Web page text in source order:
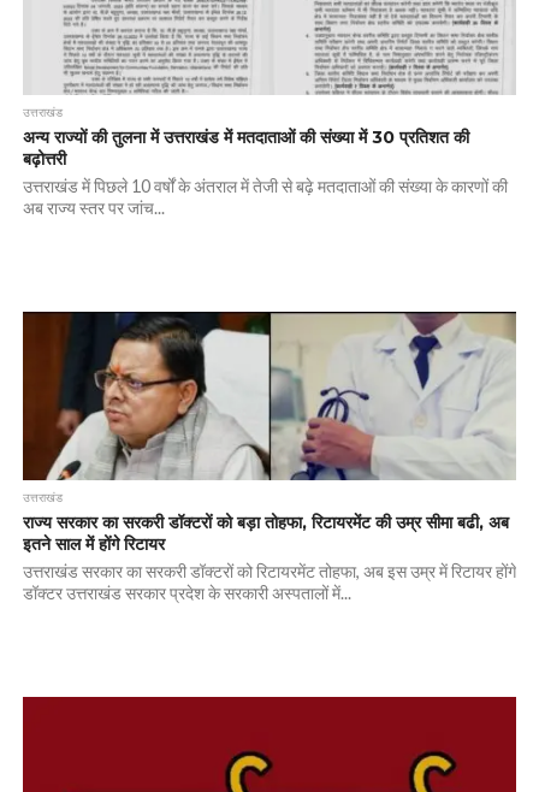
उत्तराखंड
अन्य राज्यों की तुलना में उत्तराखंड में मतदाताओं की संख्या में 30 प्रतिशत की
बढ़ोत्तरी
उत्तराखंड में पिछले 10 वर्षों के अंतराल में तेजी से बढ़े मतदाताओं की संख्या के कारणों की
अब राज्य स्तर पर जांच...
उत्तराखंड
राज्य सरकार का सरकरी डॉक्टरों को बड़ा तोहफा, रिटायरमेंट की उम्र सीमा बढी, अब
इतने साल में होंगे रिटायर
उत्तराखंड सरकार का सरकरी डॉक्टरों को रिटायरमेंट तोहफा, अब इस उम्र में रिटायर होंगे
डॉक्टर उत्तराखंड सरकार प्रदेश के सरकारी अस्पतालों में...